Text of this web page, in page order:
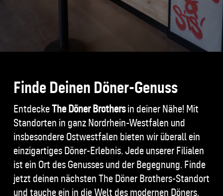
Finde Deinen Döner-Genuss
EntdeckeThe Döner Brothersin deiner Nähe! Mit
Standorten in ganz Nordrhein-Westfalen und
insbesondere Ostwestfalen bieten wir überall ein
einzigartiges Döner-Erlebnis. Jede unserer Filialen
ist ein Ort des Genusses und der Begegnung. Finde
jetzt deinen nächsten The Döner Brothers-Standort
und tauche ein in die Welt des modernen Döners.